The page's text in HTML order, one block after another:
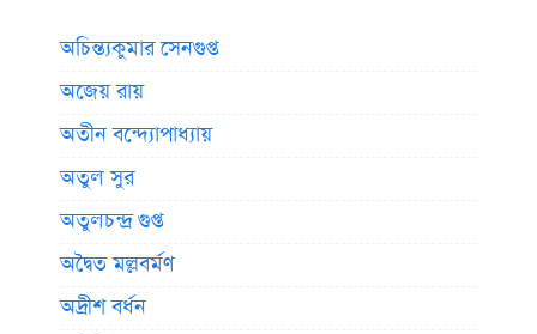
অচিন্ত্যকুমার সেনগুপ্ত
অজেয় রায়
অতীন বন্দ্যোপাধ্যায়
অতুল সুর
অতুলচন্দ্র গুপ্ত
অদ্বৈত মল্লবর্মণ
অদ্রীশ বর্ধন